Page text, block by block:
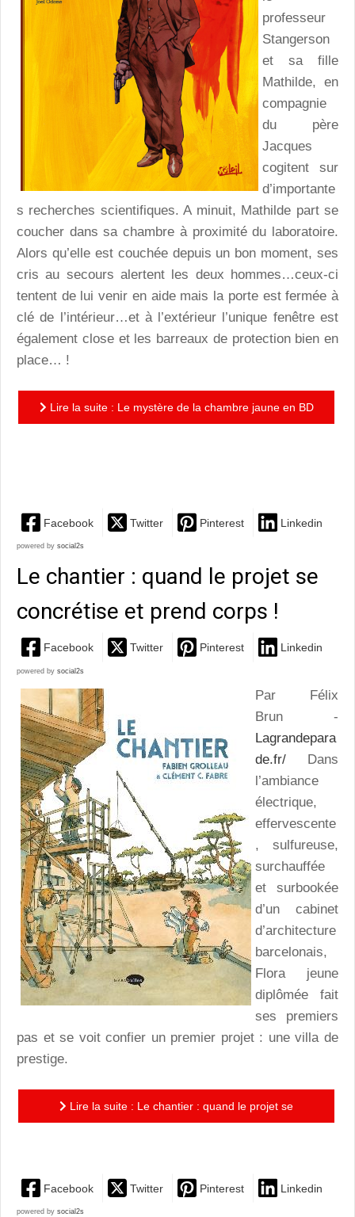
professeur
Stangerson
et sa fille
Mathilde, en
compagnie
du père
Jacques
cogitent sur
d’importante
s recherches scientifiques. A minuit, Mathilde part se
coucher dans sa chambre à proximité du laboratoire.
Alors qu’elle est couchée depuis un bon moment, ses
cris au secours alertent les deux hommes…ceux-ci
tentent de lui venir en aide mais la porte est fermée à
clé de l’intérieur…et à l’extérieur l’unique fenêtre est
également close et les barreaux de protection bien en
place… !
Lire la suite : Le mystère de la chambre jaune en BD
Facebook Twitter Pinterest Linkedin
powered by social2s
Le chantier : quand le projet se
concrétise et prend corps !
Facebook Twitter Pinterest Linkedin
powered by social2s
Par Félix
Brun -
Lagrandepara
de.fr/ Dans
l’ambiance
électrique,
effervescente
, sulfureuse,
surchauffée
et surbookée
d’un cabinet
d’architecture
barcelonais,
Flora jeune
diplômée fait
ses premiers
pas et se voit confier un premier projet : une villa de
prestige.
Lire la suite : Le chantier : quand le projet se
Facebook Twitter Pinterest Linkedin
powered by social2s